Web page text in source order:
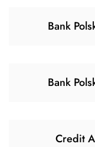
Bank
Bank
Credit